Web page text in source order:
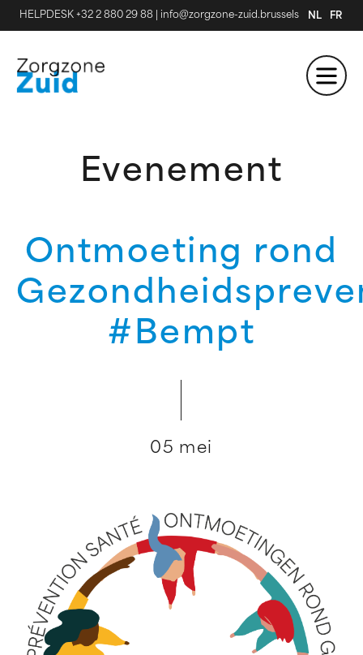
HELPDESK +32 2 880 29 88 info@zorgzone-zuid.brussels NL FR
Evenement
Ontmoeting rond
#Bempt
05 mei